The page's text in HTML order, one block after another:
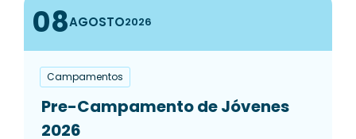
08AGOSTO2026
Campamentos
Pre-Campamento de Jóvenes
2026